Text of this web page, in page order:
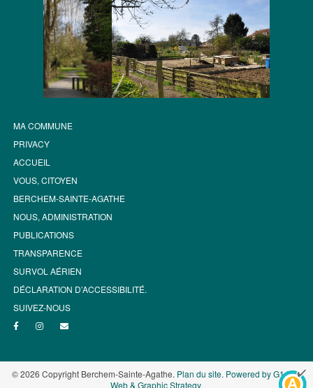
MA COMMUNE
PRIVACY
ACCUEIL
VOUS, CITOYEN
BERCHEM-SAINTE-AGATHE
NOUS, ADMINISTRATION
PUBLICATIONS
TRANSPARENCE
SURVOL AÉRIEN
DÉCLARATION D’ACCESSIBILITÉ.
SUIVEZ-NOUS
© 2026 Copyright Berchem-Sainte-Agathe. Plan du site. Powered by G1.be -
Web & Graphic Strategy.